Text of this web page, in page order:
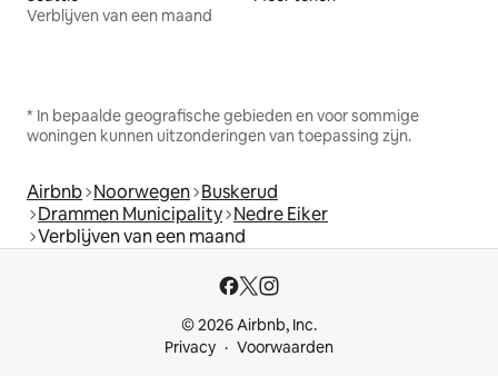
Verblijven van een maand
* In bepaalde geografische gebieden en voor sommige
woningen kunnen uitzonderingen van toepassing zijn.
Airbnb Noorwegen Buskerud
Drammen Municipality Nedre Eiker
Verblijven van een maand
© 2026 Airbnb, Inc.
Privacy
Voorwaarden